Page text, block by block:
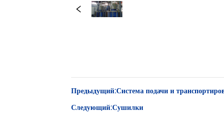
Предыдущий:Система подачи и
Следующий:Сушилки